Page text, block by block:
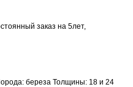
заказ на 5лет,
береза Толщины: 18 и 24